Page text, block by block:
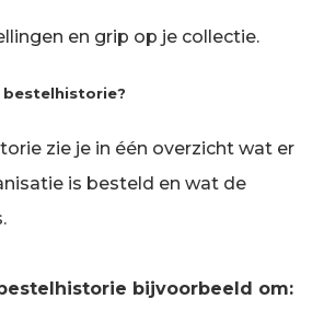
en grip op je collectie.
bestelhistorie?
zie je in één overzicht wat er
is besteld en wat de
bijvoorbeeld om: